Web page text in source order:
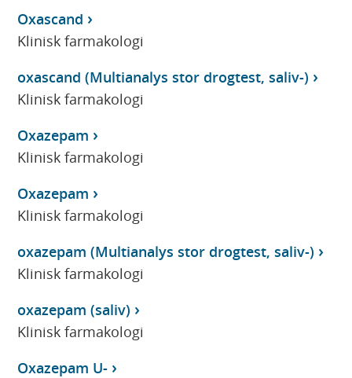
Oxascand
Klinisk farmakologi
oxascand (Multianalys stor drogtest, saliv-)
Klinisk farmakologi
Oxazepam
Klinisk farmakologi
Oxazepam
Klinisk farmakologi
oxazepam (Multianalys stor drogtest, saliv-)
Klinisk farmakologi
oxazepam (saliv)
Klinisk farmakologi
Oxazepam U-